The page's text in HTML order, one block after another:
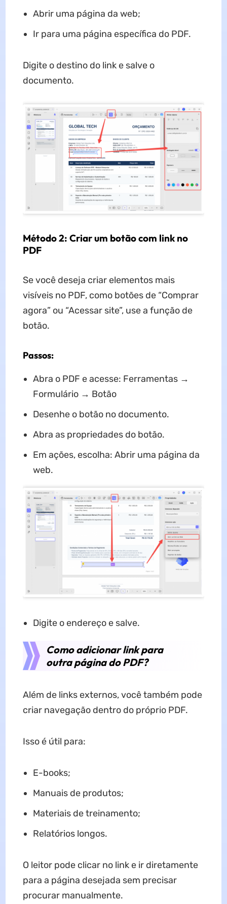
Abrir uma página da web;
Ir para uma página específica do PDF.
Digite o destino do link e salve o
documento.
Método 2: Criar um botão com link no
PDF
Se você deseja criar elementos mais
visíveis no PDF, como botões de “Comprar
agora” ou “Acessar site”, use a função de
botão.
Passos:
Abra o PDF e acesse: Ferramentas →
Formulário → Botão
Desenhe o botão no documento.
Abra as propriedades do botão.
Em ações, escolha: Abrir uma página da
web.
Digite o endereço e salve.
Como adicionar link para
outra página do PDF?
Além de links externos, você também pode
criar navegação dentro do próprio PDF.
Isso é útil para:
E-books;
Manuais de produtos;
Materiais de treinamento;
Relatórios longos.
O leitor pode clicar no link e ir diretamente
para a página desejada sem precisar
procurar manualmente.